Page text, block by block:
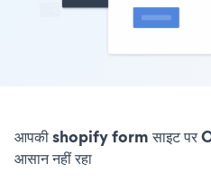
आपकी shopify form साइट पर
आसान नहीं रहा